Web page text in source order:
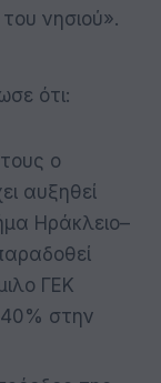
νησιού».
ότι:
ο
αυξηθεί
Ηράκλειο–
ΓΕΚ
στην